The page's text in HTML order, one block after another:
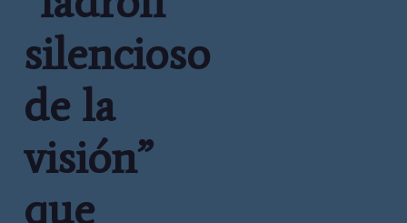
silencioso
de la
visión”
que